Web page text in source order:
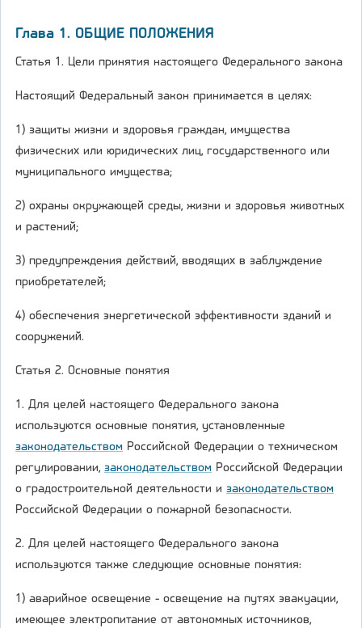
Глава 1. ОБЩИЕ ПОЛОЖЕНИЯ
Статья 1. Цели принятия настоящего Федерального закона
Настоящий Федеральный закон принимается в целях:
1) защиты жизни и здоровья граждан, имущества
физических или юридических лиц, государственного или
муниципального имущества;
2) охраны окружающей среды, жизни и здоровья животных
и растений;
3) предупреждения действий, вводящих в заблуждение
приобретателей;
4) обеспечения энергетической эффективности зданий и
сооружений.
Статья 2. Основные понятия
1. Для целей настоящего Федерального закона
используются основные понятия, установленные
законодательством Российской Федерации о техническом
регулировании, законодательством Российской Федерации
о градостроительной деятельности и законодательством
Российской Федерации о пожарной безопасности.
2. Для целей настоящего Федерального закона
используются также следующие основные понятия:
1) аварийное освещение - освещение на путях эвакуации,
имеющее электропитание от автономных источников,